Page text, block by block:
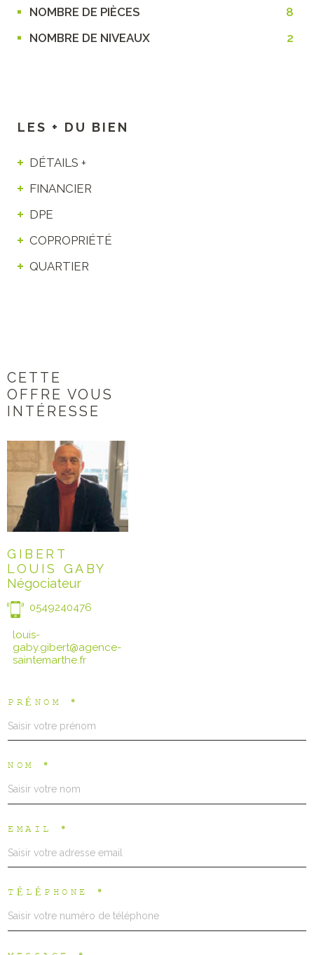
NOMBRE DE PIÈCES
8
NOMBRE DE NIVEAUX
2
LES + DU BIEN
DÉTAILS +
FINANCIER
DPE
COPROPRIÉTÉ
QUARTIER
CETTE
OFFRE VOUS
INTÉRESSE
GIBERT
LOUIS GABY
Négociateur
0549240476
louis-
gaby.gibert@agence-
saintemarthe.fr
PRÉNOM *
NOM *
EMAIL *
TÉLÉPHONE *